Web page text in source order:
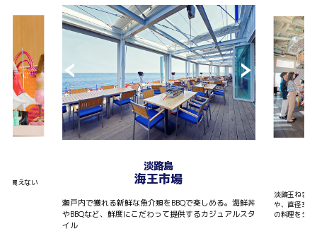
か買えない
淡路島
海王市場
瀬戸内で獲れる新鮮な魚介類をBBQで楽しめる。海鮮丼
やBBQなど、鮮度にこだわって提供するカジュアルスタ
イル
淡路玉ねぎ
や、直径30
の料理をシ